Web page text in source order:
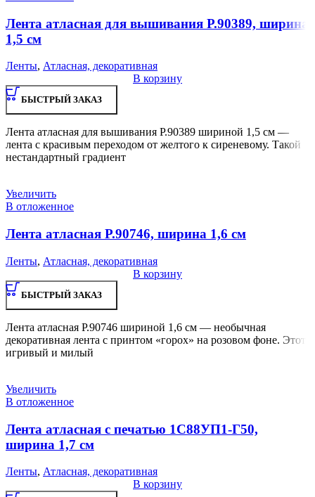
Лента атласная для вышивания Р.90389, ширина
1,5 см
Ленты, Атласная, декоративная
В корзину
БЫСТРЫЙ ЗАКАЗ
Лента атласная для вышивания Р.90389 шириной 1,5 см —
лента с красивым переходом от желтого к сиреневому. Такой
нестандартный градиент
Увеличить
В отложенное
Лента атласная Р.90746, ширина 1,6 см
Ленты, Атласная, декоративная
В корзину
БЫСТРЫЙ ЗАКАЗ
Лента атласная Р.90746 шириной 1,6 см — необычная
декоративная лента с принтом «горох» на розовом фоне. Этот
игривый и милый
Увеличить
В отложенное
Лента атласная с печатью 1С88УП1-Г50,
ширина 1,7 см
Ленты, Атласная, декоративная
В корзину